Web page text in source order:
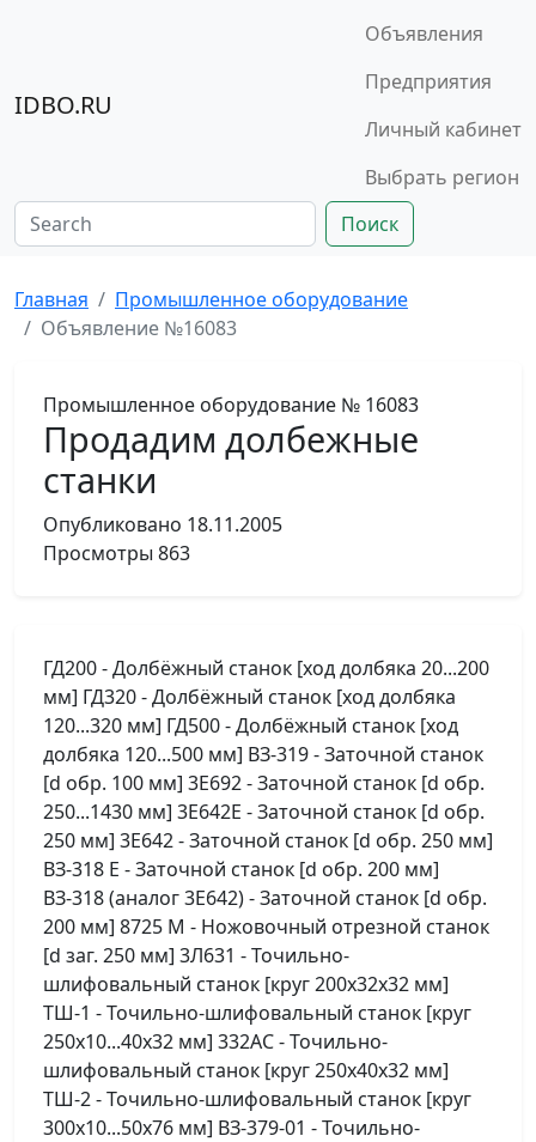
IDBO.RU
Объявления
Предприятия
Личный кабинет
Выбрать регион
Поиск
Главная
Промышленное оборудование
Объявление №16083
Промышленное оборудование № 16083
Продадим долбежные
станки
Опубликовано 18.11.2005
Просмотры 863
ГД200 - Долбёжный станок [ход долбяка 20...200
мм] ГД320 - Долбёжный станок [ход долбяка
120...320 мм] ГД500 - Долбёжный станок [ход
долбяка 120...500 мм] ВЗ-319 - Заточной станок
[d обр. 100 мм] 3Е692 - Заточной станок [d обр.
250...1430 мм] 3Е642Е - Заточной станок [d обр.
250 мм] 3Е642 - Заточной станок [d обр. 250 мм]
ВЗ-318 Е - Заточной станок [d обр. 200 мм]
ВЗ-318 (аналог 3Е642) - Заточной станок [d обр.
200 мм] 8725 М - Ножовочный отрезной станок
[d заг. 250 мм] 3Л631 - Точильно-
шлифовальный станок [круг 200х32х32 мм]
ТШ-1 - Точильно-шлифовальный станок [круг
250х10...40х32 мм] 332АС - Точильно-
шлифовальный станок [круг 250x40x32 мм]
ТШ-2 - Точильно-шлифовальный станок [круг
300х10...50х76 мм] ВЗ-379-01 - Точильно-